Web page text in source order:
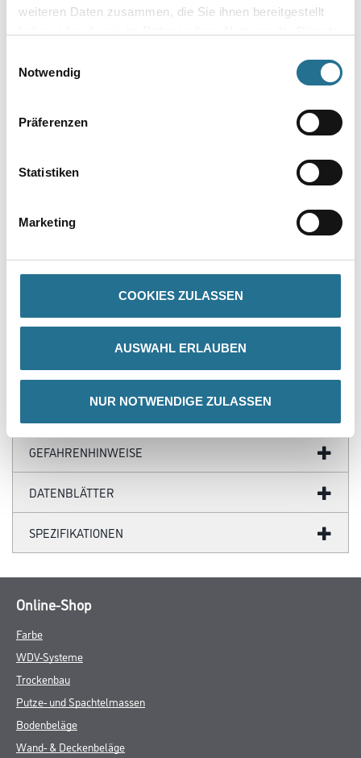
weiteren Daten zusammen, die Sie ihnen bereitgestellt
Notwendig
Präferenzen
Statistiken
Marketing
COOKIES ZULASSEN
AUSWAHL ERLAUBEN
NUR NOTWENDIGE ZULASSEN
Material-, Umluft- und Untergrundtemperatur mindestens 5°C.
Nicht bei extrem hoher Luftfeuchtigkeit (Nebelnässe), Regen oder
direkter Sonneneinstrahlung verarbeiten. Vorsicht bei Gefahr von
Nachtfrost.
ZUSATZINFOS
GEFAHRENHINWEISE
DATENBLÄTTER
SPEZIFIKATIONEN
Online-Shop
Farbe
WDV-Systeme
Trockenbau
Putze- und Spachtelmassen
Bodenbeläge
Wand- & Deckenbeläge